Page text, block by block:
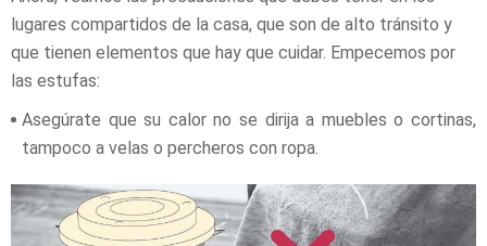
lugares compartidos de la casa, que son de alto tránsito y
que tienen elementos que hay que cuidar. Empecemos por
las estufas:
Asegúrate que su calor no se dirija a muebles o cortinas,
tampoco a velas o percheros con ropa.